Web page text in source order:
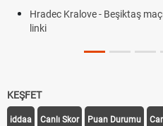
Kralove - Beşiktaş maçı şifresiz
KEŞFET
iddaa Canlı Skor Puan Durumu